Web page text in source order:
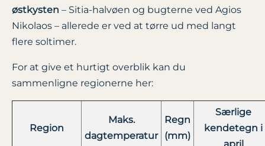
østkysten – Sitia-halvøen og bugterne ved Agios
Nikolaos – allerede er ved at tørre ud med langt
flere soltimer.
For at give et hurtigt overblik kan du
sammenligne regionerne her:
Region
Maks.
dagtemperatur
Regn
(mm)
Særlige
kendetegn i